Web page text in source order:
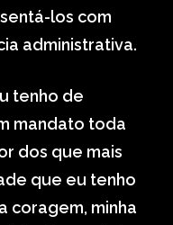
los com
administrativa.
tenho de
mandato toda
dos que mais
que eu tenho
coragem, minha